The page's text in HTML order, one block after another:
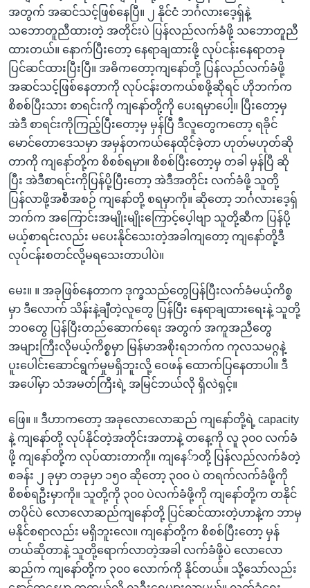
အတွက် အဆင်သင့်ဖြစ်နေပြီ။ ၂ နိုင်ငံ ဘင်္ဂလားဒေ့ရှ်နဲ့
သဘောတူညီထားတဲ့ အတိုင်းပဲ ပြန်လည်လက်ခံဖို့ သဘောတူညီ
ထားတယ်။ နောက်ပြီးတော့ နေရာချထားဖို့ လုပ်ငန်းနေရာတခု
ပြင်ဆင်ထားပြီးပြီ။ အဓိကတော့ကျနော်တို့ ပြန်လည်လက်ခံဖို့
အဆင်သင့်ဖြစ်နေတာကို လုပ်ငန်းတကယ်စဖို့ဆိုရင် ဟိုဘက်က
စိစစ်ပြီးသား စာရင်းကို ကျနော်တို့ကို ပေးရမှာပေါ့။ ပြီးတော့မှ
အဲဒီ စာရင်းကိုကြည့်ပြီးတော့မှ မှန်ပြီ ဒီလူတွေကတော့ ရခိုင်
မောင်တောဒေသမှာ အမှန်တကယ်နေထိုင်ခဲ့တာ ဟုတ်မဟုတ်ဆို
တာကို ကျနော်တို့က စိစစ်ရမှာ။ စိစစ်ပြီးတော့မှ တခါ မှန်ပြီ ဆို
ပြီး အဲဒီစာရင်းကိုပြန်ပို့ပြီးတော့ အဲဒီအတိုင်း လက်ခံဖို့ သူတို့
ပြန်လာဖို့အစီအစဉ် ကျနော်တို့ စရမှာကို။ ဆိုတော့ ဘင်္ဂလားဒေ့ရှ်
ဘက်က အကြောင်းအမျိုးမျိုးကြောင့်ပေ့ါဗျာ သူတို့ဆီက ပြန်ပို့
မယ့်စာရင်းလည်း မပေးနိုင်သေးတဲ့အခါကျတော့ ကျနော်တို့ဒီ
လုပ်ငန်းစတင်လို့မရသေးတာပါပဲ။
မေး။ ။ အခုဖြစ်နေတာက ဒုက္ခသည်တွေပြန်ပြီးလက်ခံမယ့်ကိစ္စ
မှာ ဒီလောက် သိန်းနဲ့ချီတဲ့လူတွေ ပြန်ပြီး နေရာချထားရေးနဲ့ သူတို့
ဘဝတွေ ပြန်ပြီးတည်ဆောက်ရေး အတွက် အကူအညီတွေ
အများကြီးလိုမယ့်ကိစ္စမှာ မြန်မာအစိုးရဘက်က ကုလသမဂ္ဂနဲ့
ပူးပေါင်းဆောင်ရွက်မှုမရှိဘူးလို့ ဝေဖန် ထောက်ပြနေတာပါ။ ဒီ
အပေါ်မှာ သံအမတ်ကြီးရဲ့ အမြင်ဘယ်လို ရှိလဲရှင့်။
ဖြေ။ ။ ဒီဟာကတော့ အခုလောလောဆည် ကျနော်တို့ရဲ့ capacity
နဲ့ ကျနော်တို့ လုပ်နိုင်တဲ့အတိုင်းအတာနဲ့ တနေ့ကို လူ ၃၀၀ လက်ခံ
ဖို့ ကျနော်တို့က လုပ်ထားတာကို။ ကျနေ်ာတို့ ပြန်လည်လက်ခံတဲ့
စခန်း ၂ ခုမှာ တခုမှာ ၁၅၀ ဆိုတော့ ၃၀၀ ပဲ တရက်လက်ခံဖို့ကို
စိစစ်ရဦးမှာကို။ သူတို့ကို ၃၀၀ ပဲလက်ခံဖို့ကို ကျနော်တို့က တနိုင်
တပိုင်ပဲ လောလောဆည်ကျနော်တို့ ပြင်ဆင်ထားတဲ့ဟာနဲ့က ဘာမှ
မနိုင်စရာလည်း မရှိဘူးလေ။ ကျနော်တို့က စိစစ်ပြီးတော့ မှန်
တယ်ဆိုတာနဲ့ သူတို့ရောက်လာတဲ့အခါ လက်ခံဖို့ပဲ လောလော
ဆည်က ကျနော်တို့က ၃၀၀ လောက်ကို နိုင်တယ်။ သို့သော်လည်း